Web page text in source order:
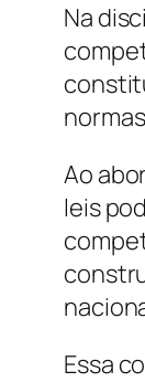
Na
Ao
leis
Essa